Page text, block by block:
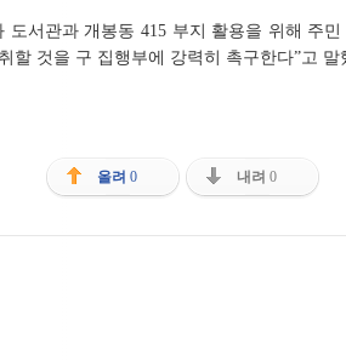
도서관과 개봉동 415 부지 활용을 위해 주
할 것을 구 집행부에 강력히 촉구한다”고 말
올려 0 내려 0